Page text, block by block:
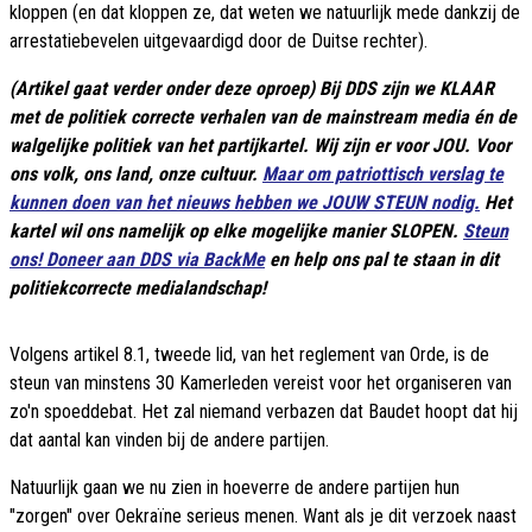
kloppen (en dat kloppen ze, dat weten we natuurlijk mede dankzij de
arrestatiebevelen uitgevaardigd door de Duitse rechter).
(Artikel gaat verder onder deze oproep) Bij DDS zijn we KLAAR
met de politiek correcte verhalen van de mainstream media én de
walgelijke politiek van het partijkartel. Wij zijn er voor JOU. Voor
ons volk, ons land, onze cultuur. Maar om patriottisch verslag te
kunnen doen van het nieuws hebben we JOUW STEUN nodig. Het
kartel wil ons namelijk op elke mogelijke manier SLOPEN. Steun
ons! Doneer aan DDS via BackMeen help ons pal te staan in dit
politiekcorrecte medialandschap!
Volgens artikel 8.1, tweede lid, van het reglement van Orde, is de
steun van minstens 30 Kamerleden vereist voor het organiseren van
zo'n spoeddebat. Het zal niemand verbazen dat Baudet hoopt dat hij
dat aantal kan vinden bij de andere partijen.
Natuurlijk gaan we nu zien in hoeverre de andere partijen hun
"zorgen" over Oekraïne serieus menen. Want als je dit verzoek naast